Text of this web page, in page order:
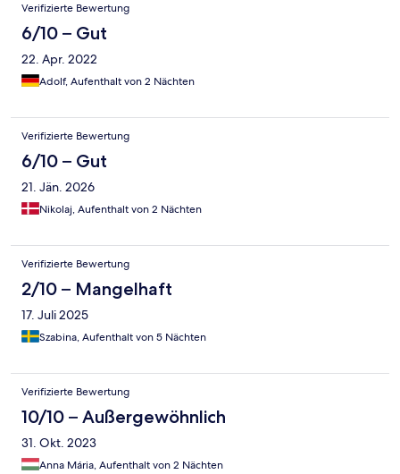
Verifizierte Bewertung
6/10 – Gut
22. Apr. 2022
Adolf, Aufenthalt von 2 Nächten
Verifizierte Bewertung
6/10 – Gut
21. Jän. 2026
Nikolaj, Aufenthalt von 2 Nächten
Verifizierte Bewertung
2/10 – Mangelhaft
17. Juli 2025
Szabina, Aufenthalt von 5 Nächten
Verifizierte Bewertung
10/10 – Außergewöhnlich
31. Okt. 2023
Anna Mária, Aufenthalt von 2 Nächten